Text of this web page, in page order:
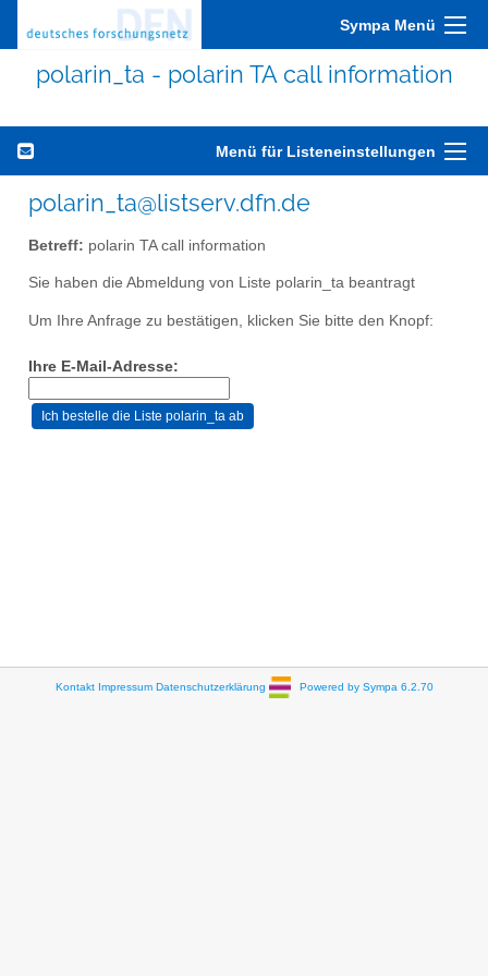
Sympa Menü
polarin_ta - polarin TA call information
Menü für Listeneinstellungen
polarin_ta@listserv.dfn.de
Betreff: polarin TA call information
Sie haben die Abmeldung von Liste polarin_ta beantragt
Um Ihre Anfrage zu bestätigen, klicken Sie bitte den Knopf:
Ihre E-Mail-Adresse:
Kontakt Impressum Datenschutzerklärung Powered by Sympa 6.2.70